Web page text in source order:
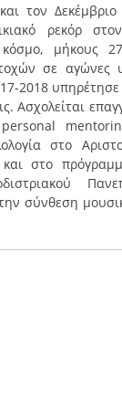
τον
ρεκόρ
μήκους
σε αγώνες
2018
Ασχολείται
στο
και στο
σύνθεση